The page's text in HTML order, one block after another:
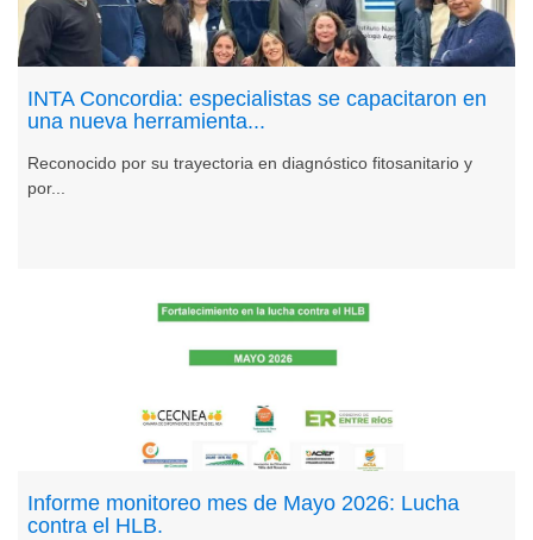
INTA Concordia: especialistas se capacitaron en
una nueva herramienta...
Reconocido por su trayectoria en diagnóstico fitosanitario y
por...
Informe monitoreo mes de Mayo 2026: Lucha
contra el HLB.